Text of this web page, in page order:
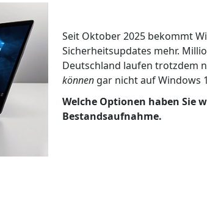
Seit Oktober 2025 bekommt
Sicherheitsupdates mehr.
Deutschland laufen trotzdem
könnengar nicht auf Windows
Welche Optionen haben Sie
Bestandsaufnahme.